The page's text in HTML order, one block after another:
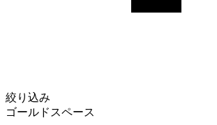
絞り込み
ゴールドスペース